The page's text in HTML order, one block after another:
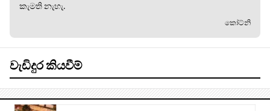
කැමති නැහැ.
කෝට්නි
වැඩිදුර කියවීම්